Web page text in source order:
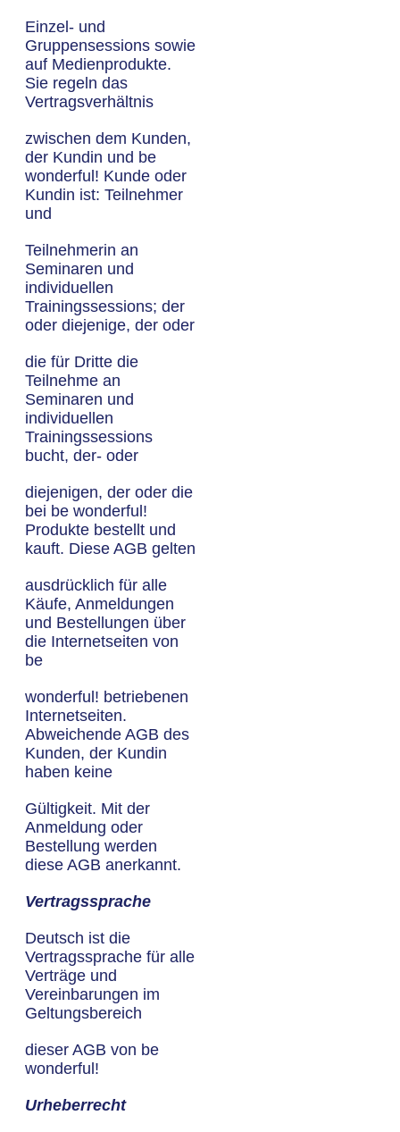
Einzel- und
Gruppensessions sowie
auf Medienprodukte.
Sie regeln das
Vertragsverhältnis
zwischen dem Kunden,
der Kundin und be
wonderful! Kunde oder
Kundin ist: Teilnehmer
und
Teilnehmerin an
Seminaren und
individuellen
Trainingssessions; der
oder diejenige, der oder
die für Dritte die
Teilnehme an
Seminaren und
individuellen
Trainingssessions
bucht, der- oder
diejenigen, der oder die
bei be wonderful!
Produkte bestellt und
kauft. Diese AGB gelten
ausdrücklich für alle
Käufe, Anmeldungen
und Bestellungen über
die Internetseiten von
be
wonderful! betriebenen
Internetseiten.
Abweichende AGB des
Kunden, der Kundin
haben keine
Gültigkeit. Mit der
Anmeldung oder
Bestellung werden
diese AGB anerkannt.
Vertragssprache
Deutsch ist die
Vertragssprache für alle
Verträge und
Vereinbarungen im
Geltungsbereich
dieser AGB von be
wonderful!
Urheberrecht